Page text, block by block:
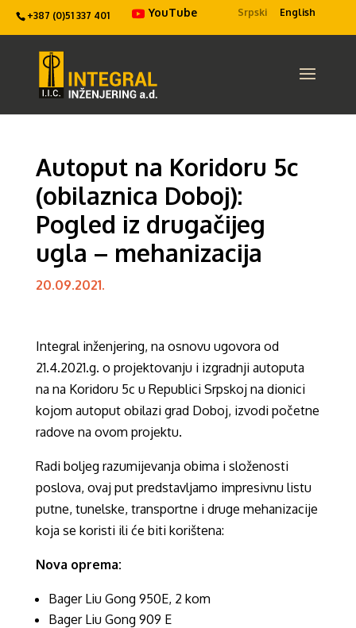
+387 (0)51 337 401 YouTube Srpski English
Autoput na Koridoru 5c
(obilaznica Doboj):
Pogled iz drugačijeg
ugla – mehanizacija
20.09.2021.
Integral inženjering, na osnovu ugovora od
21.4.2021.g. o projektovanju i izgradnji autoputa
na na Koridoru 5c u Republici Srpskoj na dionici
kojom autoput obilazi grad Doboj, izvodi početne
radove na ovom projektu.
Radi boljeg razumijevanja obima i složenosti
poslova, ovaj put predstavljamo impresivnu listu
putne, tunelske, transportne i druge mehanizacije
koja se koristi ili će biti korištena:
Nova oprema:
Bager Liu Gong 950E, 2 kom
Bager Liu Gong 909 E